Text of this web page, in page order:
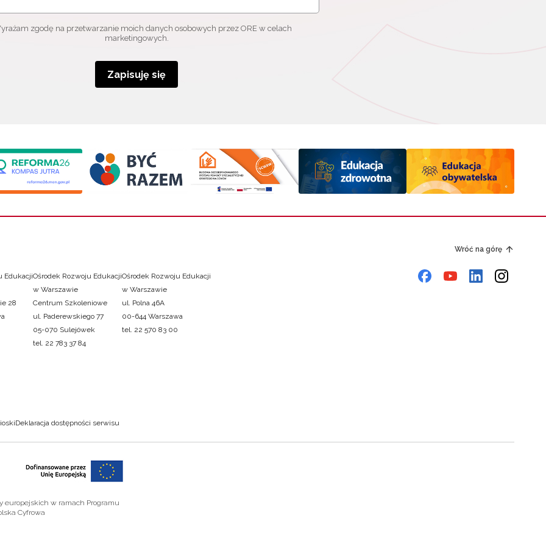
zgodę na przetwarzanie moich danych osobowych przez ORE w celach
marketingowych.
Zapisuję się
Wróć na górę
Edukacji
28
Ośrodek Rozwoju Edukacji
w Warszawie
Centrum Szkoleniowe
ul. Paderewskiego 77
05-070 Sulejówek
tel. 22 783 37 84
Ośrodek Rozwoju Edukacji
w Warszawie
ul. Polna 46A
00-644 Warszawa
tel. 22 570 83 00
Deklaracja dostępności serwisu
europejskich w ramach Programu
Cyfrowa